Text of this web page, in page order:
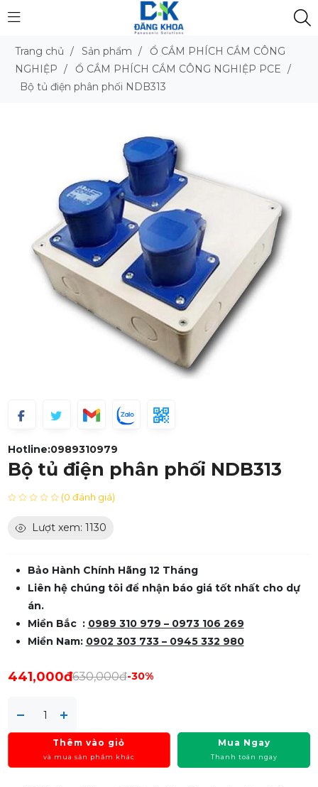
Trang chủ / Sản phẩm /
Ổ CẮM PHÍCH CẮM CÔNG
NGHIỆP / Ổ CẮM PHÍCH CẮM CÔNG NGHIỆP PCE /
Bộ tủ điện phân phối NDB313
Hotline:0989310979
Bộ tủ điện phân phối NDB313
(0 đánh giá)
Lượt xem: 1130
Bảo Hành Chính Hãng 12 Tháng
Liên hệ chúng tôi để nhận báo giá tốt nhất cho dự
án.
Miền Bắc : 0989 310 979 – 0973 106 269
Miền Nam: 0902 303 733 – 0945 332 980
441,000đ630,000đ-30%
Thêm vào giỏ
và mua sản phẩm khác
Mua Ngay
Thanh toán ngay